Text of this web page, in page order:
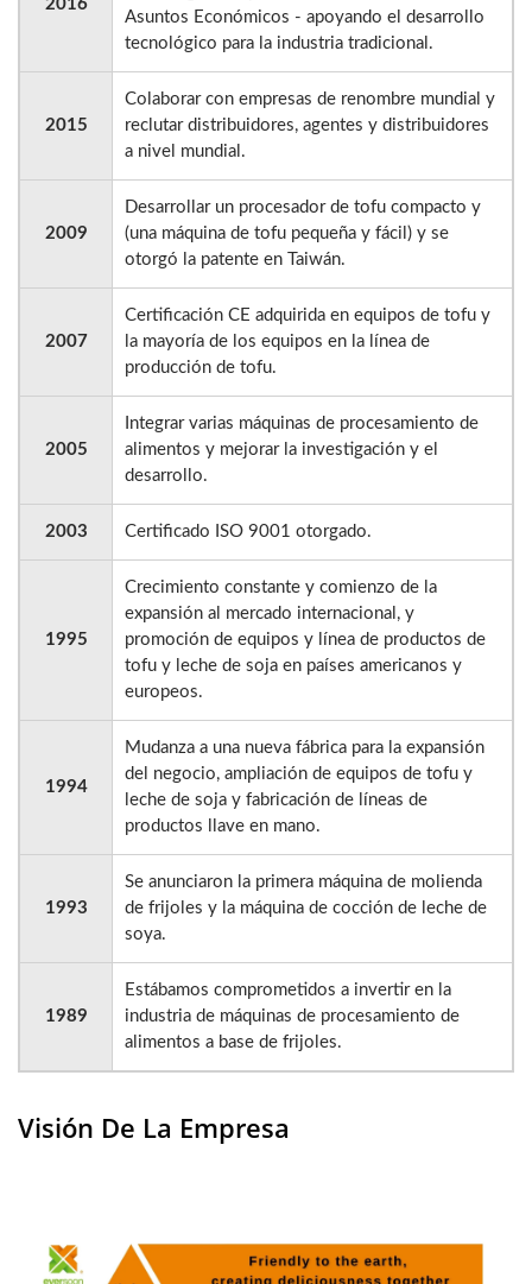
2016
Asuntos Económicos - apoyando el desarrollo
tecnológico para la industria tradicional.
2015
Colaborar con empresas de renombre mundial y
reclutar distribuidores, agentes y distribuidores
a nivel mundial.
2009
Desarrollar un procesador de tofu compacto y
(una máquina de tofu pequeña y fácil) y se
otorgó la patente en Taiwán.
2007
Certificación CE adquirida en equipos de tofu y
la mayoría de los equipos en la línea de
producción de tofu.
2005
Integrar varias máquinas de procesamiento de
alimentos y mejorar la investigación y el
desarrollo.
2003 Certificado ISO 9001 otorgado.
1995
Crecimiento constante y comienzo de la
expansión al mercado internacional, y
promoción de equipos y línea de productos de
tofu y leche de soja en países americanos y
europeos.
1994
Mudanza a una nueva fábrica para la expansión
del negocio, ampliación de equipos de tofu y
leche de soja y fabricación de líneas de
productos llave en mano.
1993
Se anunciaron la primera máquina de molienda
de frijoles y la máquina de cocción de leche de
soya.
1989
Estábamos comprometidos a invertir en la
industria de máquinas de procesamiento de
alimentos a base de frijoles.
Visión De La Empresa